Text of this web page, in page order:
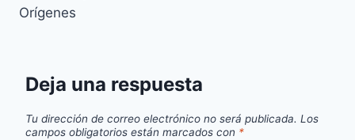
Orígenes
Deja una respuesta
Tu dirección de correo electrónico no será publicada. Los
campos obligatorios están marcados con *